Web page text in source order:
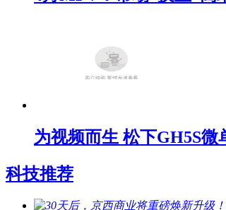
为视频而生 松下GH5S微
科技推荐